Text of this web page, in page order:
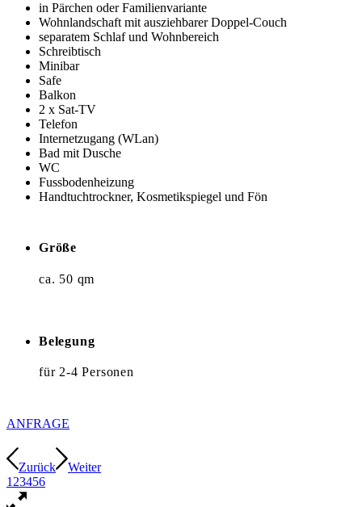
in Pärchen oder Familienvariante
Wohnlandschaft mit ausziehbarer Doppel-Couch
separatem Schlaf und Wohnbereich
Schreibtisch
Minibar
Safe
Balkon
2 x Sat-TV
Telefon
Internetzugang (WLan)
Bad mit Dusche
WC
Fussbodenheizung
Handtuchtrockner, Kosmetikspiegel und Fön
Größe
ca. 50 qm
Belegung
für 2-4 Personen
ANFRAGE
Zurück
Weiter
1 23456